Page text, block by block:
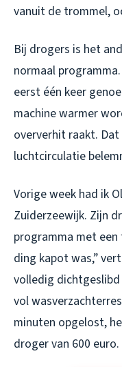
vanuit de trommel,
Bij drogers is het
normaal
eerst één keer
machine warmer
oververhit raakt.
luchtcirculatie
Vorige week had ik
Zuiderzeewijk. Zijn
programma met
ding kapot was,”
volledig
vol
minuten opgelost,
droger van 600 euro.